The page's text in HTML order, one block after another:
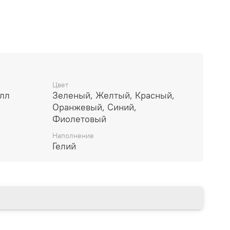
Цвет
Зеленый, Желтый, Красный,
Оранжевый, Синий,
Фиолетовый
Наполнение
Гелий